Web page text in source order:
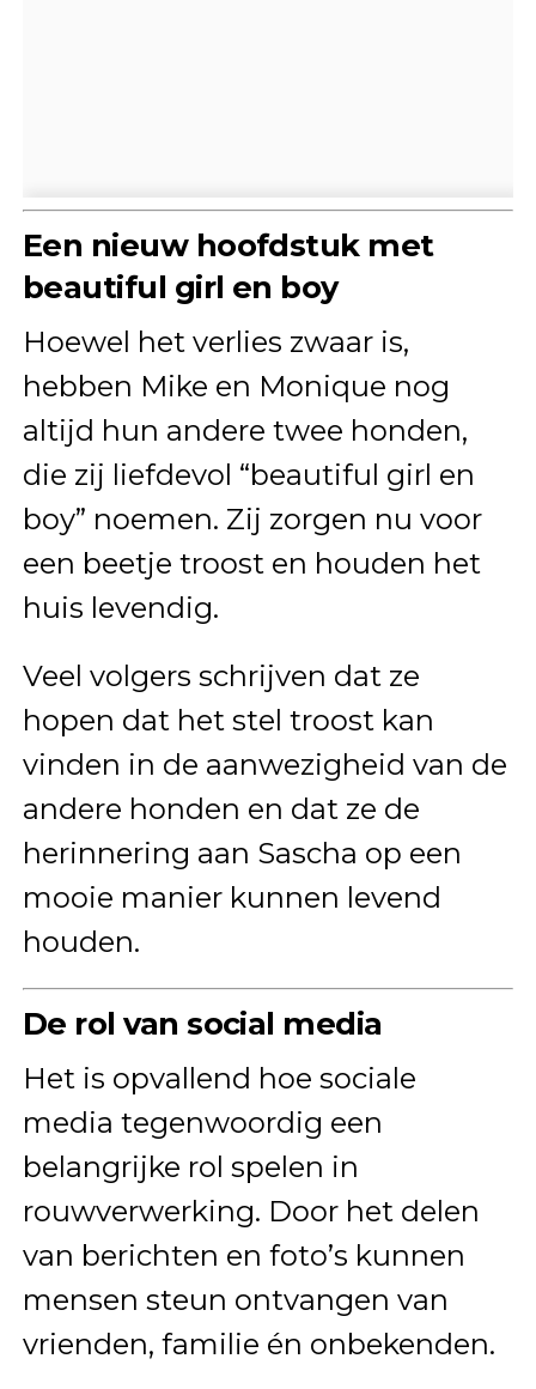
Een nieuw hoofdstuk met
beautiful girl en boy
Hoewel het verlies zwaar is,
hebben Mike en Monique nog
altijd hun andere twee honden,
die zij liefdevol “beautiful girl en
boy” noemen. Zij zorgen nu voor
een beetje troost en houden het
huis levendig.
Veel volgers schrijven dat ze
hopen dat het stel troost kan
vinden in de aanwezigheid van de
andere honden en dat ze de
herinnering aan Sascha op een
mooie manier kunnen levend
houden.
De rol van social media
Het is opvallend hoe sociale
media tegenwoordig een
belangrijke rol spelen in
rouwverwerking. Door het delen
van berichten en foto’s kunnen
mensen steun ontvangen van
vrienden, familie én onbekenden.